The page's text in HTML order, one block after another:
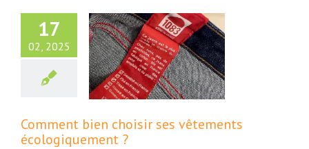
17
02, 2025
bien choisir
vêtements
?
Comment bien choisir ses vêtements
écologiquement ?